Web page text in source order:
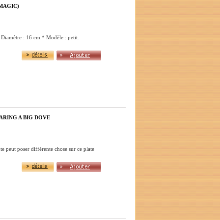
: 16 cm.* Modèle : petit.
A BIG DOVE
peut poser différente chose sur ce plate